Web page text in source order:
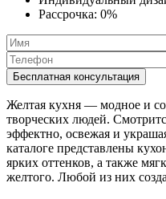
Рассрочка: 0%
Желтая кухня — модное и
творческих людей.
эффектно, освежая и
каталоге представлены
ярких оттенков, а также
желтого. Любой из них